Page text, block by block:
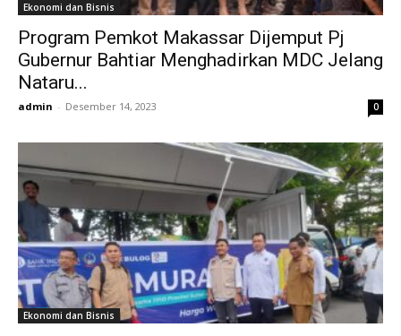
Ekonomi dan Bisnis
Program Pemkot Makassar Dijemput Pj
Gubernur Bahtiar Menghadirkan MDC Jelang
Nataru...
admin - Desember 14, 2023 0
Ekonomi dan Bisnis